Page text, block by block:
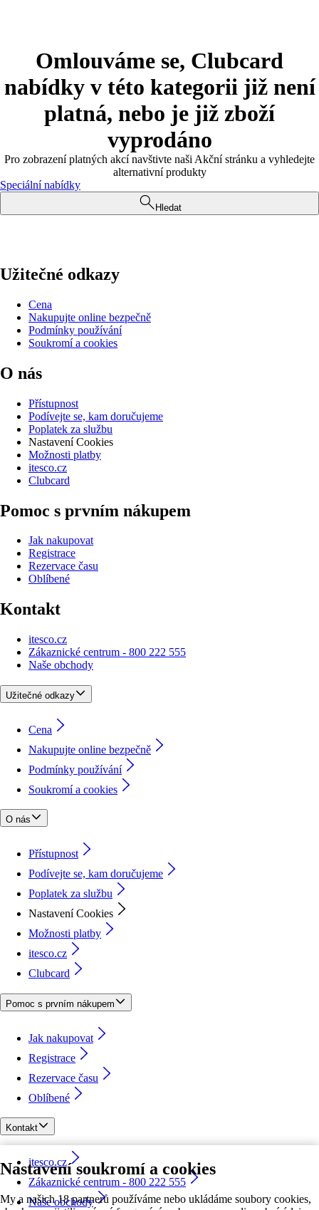
Nastavení soukromí a cookies
My a našich 18 partnerů používáme nebo ukládáme soubory cookies,
Omlouváme se, Clubcard
nabídky v této kategorii již není
platná, nebo je již zboží
vyprodáno
Pro zobrazení platných akcí navštivte naši Akční stránku a vyhledejte
alternativní produkty
Speciální nabídky
Hledat
Užitečné odkazy
Cena
Nakupujte online bezpečně
Podmínky používání
Soukromí a cookies
O nás
Přístupnost
Podívejte se, kam doručujeme
Poplatek za službu
Nastavení Cookies
Možnosti platby
itesco.cz
Clubcard
Pomoc s prvním nákupem
Jak nakupovat
Registrace
Rezervace času
Oblíbené
Kontakt
itesco.cz
Zákaznické centrum - 800 222 555
Naše obchody
Užitečné odkazy
Cena
Nakupujte online bezpečně
Podmínky používání
Soukromí a cookies
O nás
Přístupnost
Podívejte se, kam doručujeme
Poplatek za službu
Nastavení Cookies
Možnosti platby
itesco.cz
Clubcard
Pomoc s prvním nákupem
Jak nakupovat
Registrace
Rezervace času
Oblíbené
Kontakt
itesco.cz
Zákaznické centrum - 800 222 555
Naše obchody